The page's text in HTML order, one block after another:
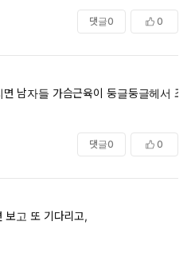
댓글0 0
남자들 가슴근육이 둥글둥글헤서 조
댓글0 0
보고 또 기다리고,